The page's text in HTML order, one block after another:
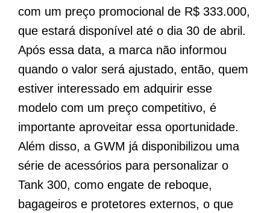
com um preço promocional de R$ 333.000,
que estará disponível até o dia 30 de abril.
Após essa data, a marca não informou
quando o valor será ajustado, então, quem
estiver interessado em adquirir esse
modelo com um preço competitivo, é
importante aproveitar essa oportunidade.
Além disso, a GWM já disponibilizou uma
série de acessórios para personalizar o
Tank 300, como engate de reboque,
bagageiros e protetores externos, o que